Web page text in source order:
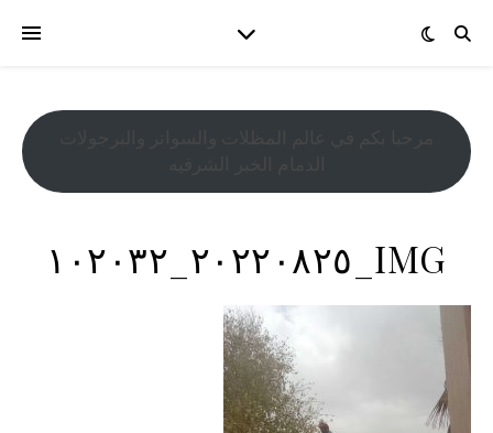
IMG_٢٠٢٢٠٨٢٥_١٠٢٠٣٢